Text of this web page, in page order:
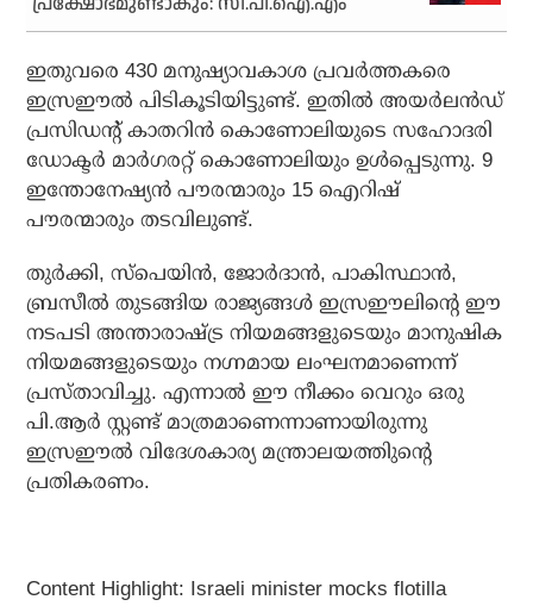
ഇതുവരെ 430 മനുഷ്യാവകാശ പ്രവര്‍ത്തകരെ
ഇസ്രഈല്‍ പിടികൂടിയിട്ടുണ്ട്. ഇതില്‍ അയര്‍ലന്‍ഡ്
പ്രസിഡന്റ് കാതറിന്‍ കൊണോലിയുടെ സഹോദരി
ഡോക്ടര്‍ മാര്‍ഗരറ്റ് കൊണോലിയും ഉള്‍പ്പെടുന്നു. 9
ഇന്തോനേഷ്യന്‍ പൗരന്മാരും 15 ഐറിഷ്
പൗരന്മാരും തടവിലുണ്ട്.
തുര്‍ക്കി, സ്പെയിന്‍, ജോര്‍ദാന്‍, പാകിസ്ഥാന്‍,
ബ്രസീല്‍ തുടങ്ങിയ രാജ്യങ്ങള്‍ ഇസ്രഈലിന്റെ ഈ
നടപടി അന്താരാഷ്ട്ര നിയമങ്ങളുടെയും മാനുഷിക
നിയമങ്ങളുടെയും നഗ്നമായ ലംഘനമാണെന്ന്
പ്രസ്താവിച്ചു. എന്നാല്‍ ഈ നീക്കം വെറും ഒരു
പി.ആര്‍ സ്റ്റണ്ട് മാത്രമാണെന്നാണായിരുന്നു
ഇസ്രഈല്‍ വിദേശകാര്യ മന്ത്രാലയത്തിുന്റെ
പ്രതികരണം.
Content Highlight: Israeli minister mocks flotilla